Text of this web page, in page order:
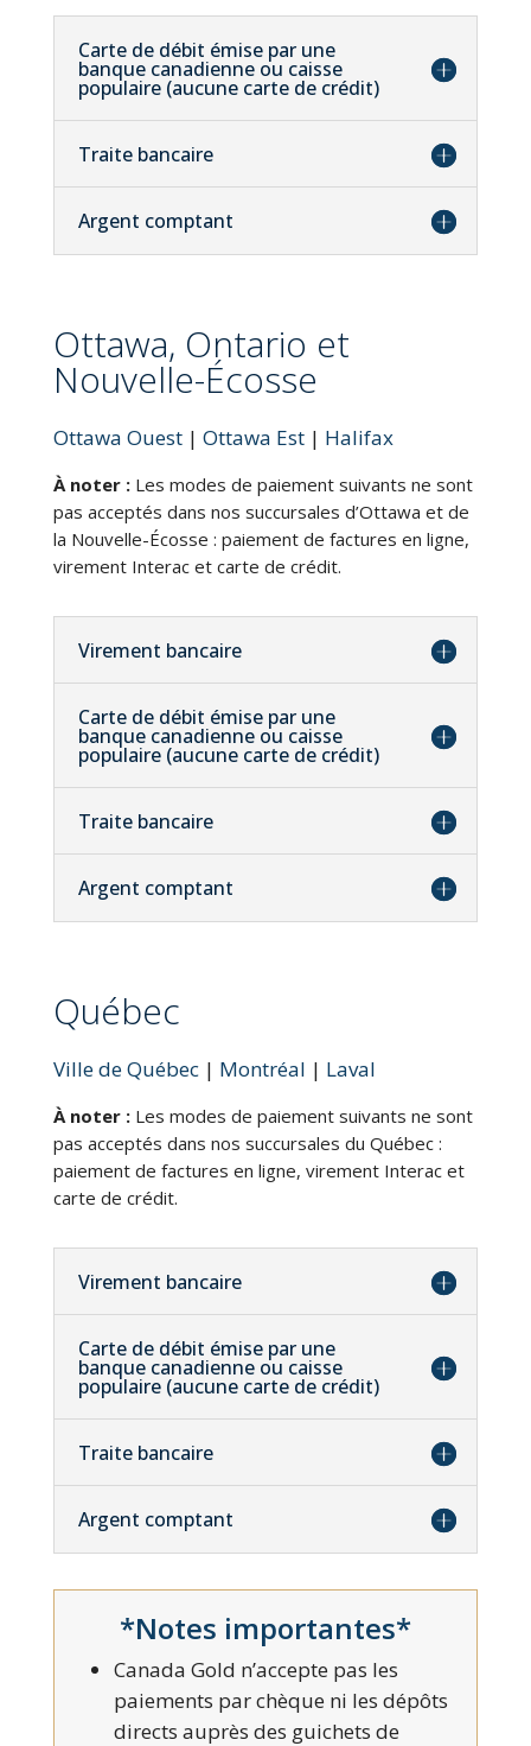
Carte de débit émise par une
banque canadienne ou caisse
populaire (aucune carte de crédit)
Traite bancaire
Argent comptant
Ottawa, Ontario et
Nouvelle-Écosse
Ottawa Ouest| Ottawa Est| Halifax
À noter :Les modes de paiement suivants ne sont
pas acceptés dans nos succursales d’Ottawa et de
la Nouvelle-Écosse : paiement de factures en ligne,
virement Interac et carte de crédit.
Virement bancaire
Carte de débit émise par une
banque canadienne ou caisse
populaire (aucune carte de crédit)
Traite bancaire
Argent comptant
Québec
Ville de Québec| Montréal | Laval
À noter :Les modes de paiement suivants ne sont
pas acceptés dans nos succursales du Québec :
paiement de factures en ligne, virement Interac et
carte de crédit.
Virement bancaire
Carte de débit émise par une
banque canadienne ou caisse
populaire (aucune carte de crédit)
Traite bancaire
Argent comptant
*Notes importantes*
Canada Gold n’accepte pas les
paiements par chèque ni les dépôts
directs auprès des guichets de